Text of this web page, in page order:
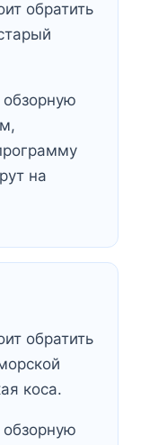
обратить
на
обратить
коса.